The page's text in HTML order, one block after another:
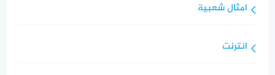
امثال شعبية
انترنت